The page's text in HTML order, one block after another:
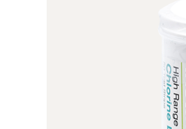
Comprar Biotrohn®
Descubre Biotrohn®